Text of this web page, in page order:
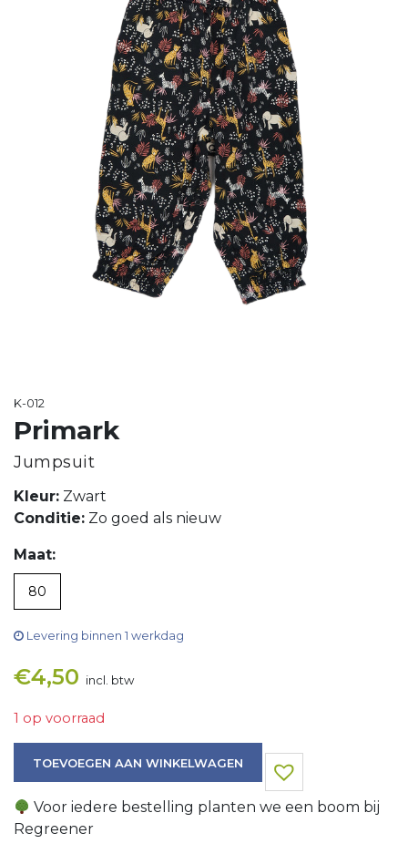
K-012
Primark
Jumpsuit
Kleur: Zwart
Conditie: Zo goed als nieuw
Maat:
80
Levering binnen 1 werkdag
€4,50 incl. btw
1 op voorraad
TOEVOEGEN AAN WINKELWAGEN
Voor iedere bestelling planten we een boom bij
Regreener